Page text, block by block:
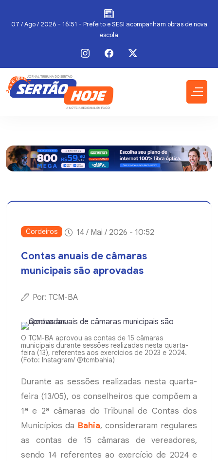
07 / Ago / 2026 - 16:51 - Prefeito e SESI acompanham obras de nova
escola
Cordeiros 14 / Mai / 2026 - 10:52
Contas anuais de câmaras
municipais são aprovadas
Por: TCM-BA
O TCM-BA aprovou as contas de 15 câmaras
municipais durante sessões realizadas nesta quarta-
feira (13), referentes aos exercícios de 2023 e 2024.
(Foto: Instagram/ @tcmbahia)
Durante as sessões realizadas nesta quarta-
feira (13/05), os conselheiros que compõem a
1ª e 2ª câmaras do Tribunal de Contas dos
Municípios da Bahia, consideraram regulares
as contas de 15 câmaras de vereadores,
sendo 14 referentes ao exercício de 2024 e